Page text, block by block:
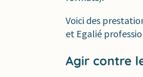
Voici des
et Egalié
Agir contre